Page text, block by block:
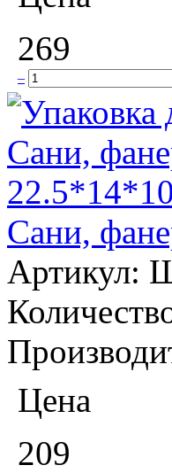
269
–
Сани,
Артикул:
Цена
209